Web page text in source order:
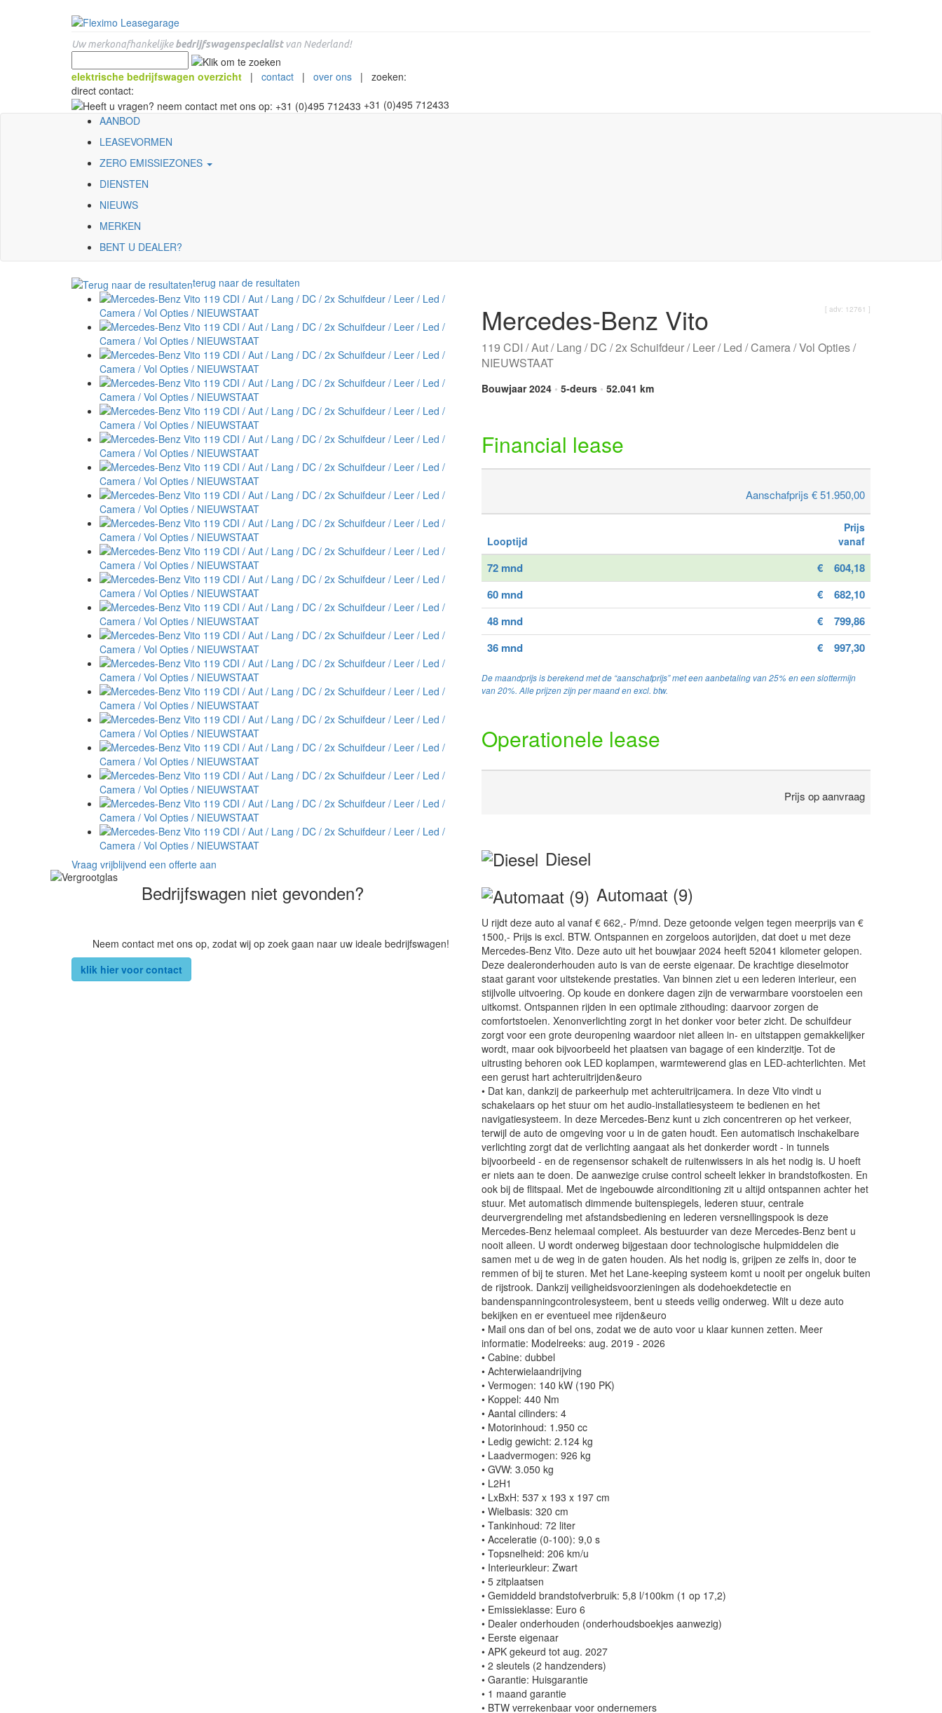
Uw merkonafhankelijkebedrijfswagenspecialistvan Nederland!
elektrische bedrijfswagen overzicht | contact | over ons | zoeken:
direct contact:
+31 (0)495 712433
AANBOD
LEASEVORMEN
ZERO EMISSIEZONES
DIENSTEN
NIEUWS
MERKEN
BENT U DEALER?
terug naar de resultaten
Vraag vrijblijvend een offerte aan
Bedrijfswagen niet gevonden?
Neem contact met ons op, zodat wij op zoek gaan naar uw ideale bedrijfswagen!
klik hier voor contact
[ adv: 12761 ]
Mercedes-Benz Vito
119 CDI / Aut / Lang / DC / 2x Schuifdeur / Leer / Led / Camera / Vol Opties /
NIEUWSTAAT
Bouwjaar 2024 • 5-deurs • 52.041 km
Financial lease
Aanschafprijs € 51.950,00
Looptijd
Prijs
vanaf
72 mnd €
604,18
60 mnd
€
682,10
48 mnd
€
799,86
36 mnd
€ 997,30
De maandprijs is berekend met de “aanschafprijs” met een aanbetaling van 25% en een slottermijn
van 20%. Alle prijzen zijn per maand en excl. btw.
Operationele lease
Prijs op aanvraag
Diesel
Automaat (9)
U rijdt deze auto al vanaf € 662,- P/mnd. Deze getoonde velgen tegen meerprijs van €
1500,- Prijs is excl. BTW. Ontspannen en zorgeloos autorijden, dat doet u met deze
Mercedes-Benz Vito. Deze auto uit het bouwjaar 2024 heeft 52041 kilometer gelopen.
Deze dealeronderhouden auto is van de eerste eigenaar. De krachtige dieselmotor
staat garant voor uitstekende prestaties. Van binnen ziet u een lederen interieur, een
stijlvolle uitvoering. Op koude en donkere dagen zijn de verwarmbare voorstoelen een
uitkomst. Ontspannen rijden in een optimale zithouding: daarvoor zorgen de
comfortstoelen. Xenonverlichting zorgt in het donker voor beter zicht. De schuifdeur
zorgt voor een grote deuropening waardoor niet alleen in- en uitstappen gemakkelijker
wordt, maar ook bijvoorbeeld het plaatsen van bagage of een kinderzitje. Tot de
uitrusting behoren ook LED koplampen, warmtewerend glas en LED-achterlichten. Met
een gerust hart achteruitrijden&euro
• Dat kan, dankzij de parkeerhulp met achteruitrijcamera. In deze Vito vindt u
schakelaars op het stuur om het audio-installatiesysteem te bedienen en het
navigatiesysteem. In deze Mercedes-Benz kunt u zich concentreren op het verkeer,
terwijl de auto de omgeving voor u in de gaten houdt. Een automatisch inschakelbare
verlichting zorgt dat de verlichting aangaat als het donkerder wordt - in tunnels
bijvoorbeeld - en de regensensor schakelt de ruitenwissers in als het nodig is. U hoeft
er niets aan te doen. De aanwezige cruise control scheelt lekker in brandstofkosten. En
ook bij de flitspaal. Met de ingebouwde airconditioning zit u altijd ontspannen achter het
stuur. Met automatisch dimmende buitenspiegels, lederen stuur, centrale
deurvergrendeling met afstandsbediening en lederen versnellingspook is deze
Mercedes-Benz helemaal compleet. Als bestuurder van deze Mercedes-Benz bent u
nooit alleen. U wordt onderweg bijgestaan door technologische hulpmiddelen die
samen met u de weg in de gaten houden. Als het nodig is, grijpen ze zelfs in, door te
remmen of bij te sturen. Met het Lane-keeping systeem komt u nooit per ongeluk buiten
de rijstrook. Dankzij veiligheidsvoorzieningen als dodehoekdetectie en
bandenspanningcontrolesysteem, bent u steeds veilig onderweg. Wilt u deze auto
bekijken en er eventueel mee rijden&euro
• Mail ons dan of bel ons, zodat we de auto voor u klaar kunnen zetten. Meer
informatie: Modelreeks: aug. 2019 - 2026
• Cabine: dubbel
• Achterwielaandrijving
• Vermogen: 140 kW (190 PK)
• Koppel: 440 Nm
• Aantal cilinders: 4
• Motorinhoud: 1.950 cc
• Ledig gewicht: 2.124 kg
• Laadvermogen: 926 kg
• GVW: 3.050 kg
• L2H1
• LxBxH: 537 x 193 x 197 cm
• Wielbasis: 320 cm
• Tankinhoud: 72 liter
• Acceleratie (0-100): 9,0 s
• Topsnelheid: 206 km/u
• Interieurkleur: Zwart
• 5 zitplaatsen
• Gemiddeld brandstofverbruik: 5,8 l/100km (1 op 17,2)
• Emissieklasse: Euro 6
• Dealer onderhouden (onderhoudsboekjes aanwezig)
• Eerste eigenaar
• APK gekeurd tot aug. 2027
• 2 sleutels (2 handzenders)
• Garantie: Huisgarantie
• 1 maand garantie
• BTW verrekenbaar voor ondernemers